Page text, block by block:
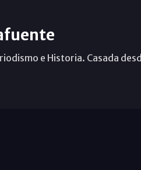
e Historia. Casada